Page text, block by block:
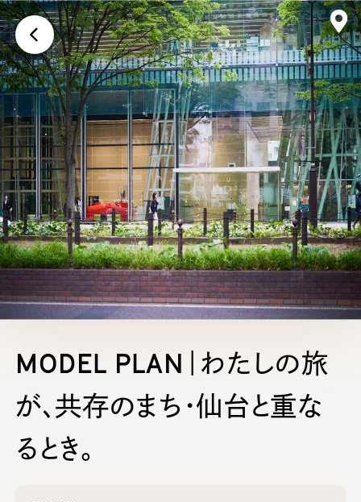
画面上に戻る
MODEL PLAN｜わたしの旅
が、共存のまち・仙台と重な
るとき。